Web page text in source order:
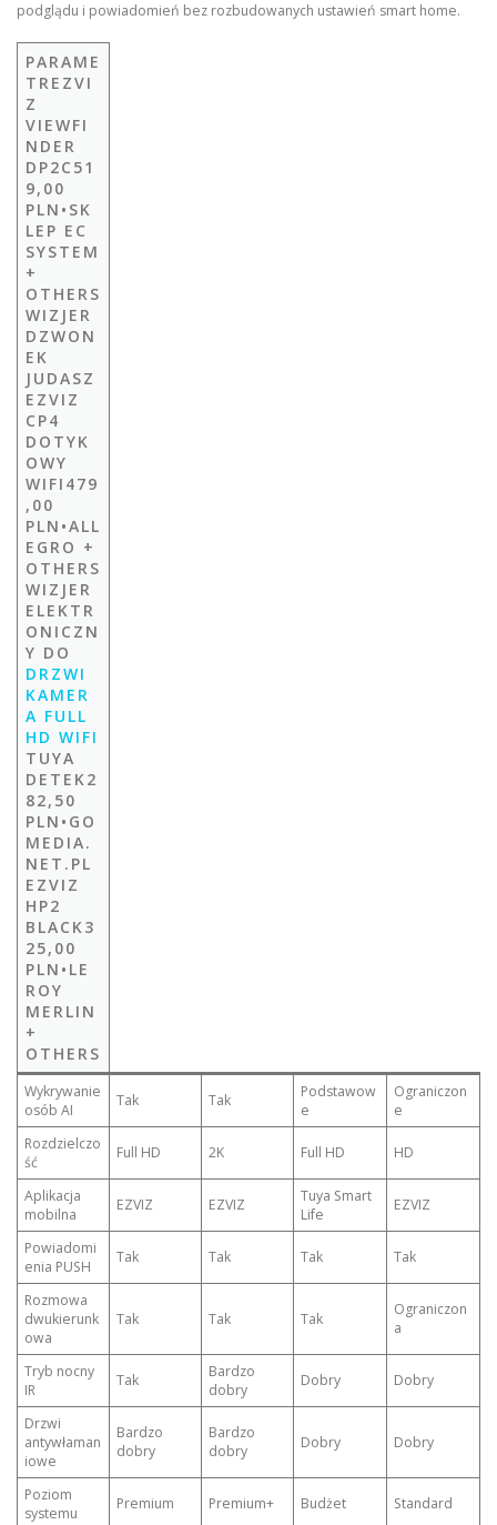
podglądu i powiadomień bez rozbudowanych ustawień smart home.
PARAME
TREZVI
Z
VIEWFI
NDER
DP2C51
9,00
PLN•SK
LEP EC
SYSTEM
+
OTHERS
WIZJER
DZWON
EK
JUDASZ
EZVIZ
CP4
DOTYK
OWY
WIFI479
,00
PLN•ALL
EGRO +
OTHERS
WIZJER
ELEKTR
ONICZN
Y DO
DRZWI
KAMER
A FULL
HD WIFI
TUYA
DETEK2
82,50
PLN•GO
MEDIA.
NET.PL
EZVIZ
HP2
BLACK3
25,00
PLN•LE
ROY
MERLIN
+
OTHERS
Wykrywanie
osób AI
Tak Tak
Podstawow
e
Ograniczon
e
Rozdzielczo
ść
Full HD 2K Full HD HD
Aplikacja
mobilna
EZVIZ EZVIZ
Tuya Smart
Life
EZVIZ
Powiadomi
enia PUSH
Tak Tak Tak Tak
Rozmowa
dwukierunk
owa
Tak Tak Tak
Ograniczon
a
Tryb nocny
IR
Tak
Bardzo
dobry
Dobry Dobry
Drzwi
antywłaman
iowe
Bardzo
dobry
Bardzo
dobry
Dobry Dobry
Poziom
systemu
Premium Premium+ Budżet Standard